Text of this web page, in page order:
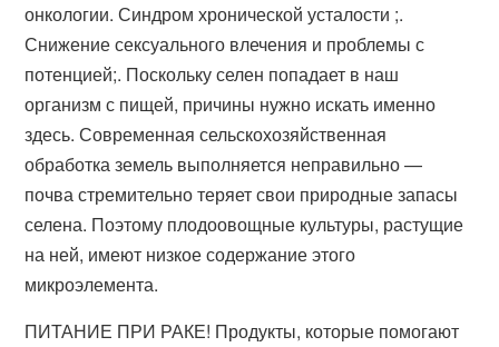
онкологии. Синдром хронической усталости ;.
Снижение сексуального влечения и проблемы с
потенцией;. Поскольку селен попадает в наш
организм с пищей, причины нужно искать именно
здесь. Современная сельскохозяйственная
обработка земель выполняется неправильно —
почва стремительно теряет свои природные запасы
селена. Поэтому плодоовощные культуры, растущие
на ней, имеют низкое содержание этого
микроэлемента.
ПИТАНИЕ ПРИ РАКЕ! Продукты, которые помогают